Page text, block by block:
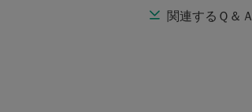
関連するＱ＆Ａ